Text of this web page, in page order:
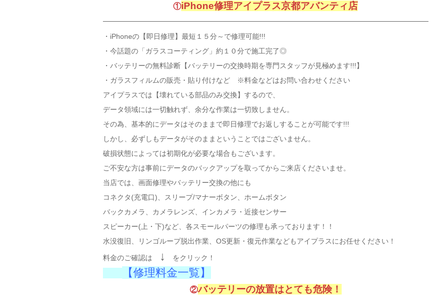
①iPhone修理アイプラス京都アバンティ店
・iPhoneの【即日修理】最短１５分～で修理可能!!!
・今話題の「ガラスコーティング」約１０分で施工完了◎
・バッテリーの無料診断【バッテリーの交換時期を専門スタッフが見極めます!!!】
・ガラスフィルムの販売・貼り付けなど ※料金などはお問い合わせください
アイプラスでは 【壊れている部品のみ交換】 するので、
データ領域には一切触れず、余分な作業は一切致しません。
その為、基本的にデータはそのままで即日修理でお返しすることが可能です!!!
しかし、必ずしもデータがそのままということではございません。
破損状態によっては初期化が必要な場合もございます。
ご不安な方は事前にデータのバックアップを取ってからご来店くださいませ。
当店では、画面修理やバッテリー交換の他にも
コネクタ(充電口)、スリープ/マナーボタン、ホームボタン
バックカメラ、カメラレンズ、インカメラ・近接センサー
スピーカー(上・下)など、各スモールパーツの修理も承っております！！
水没復旧、リンゴループ脱出作業、OS更新・復元作業などもアイプラスにお任せください！
料金のご確認は ↓ をクリック！
【修理料金一覧】
②バッテリーの放置はとても危険！